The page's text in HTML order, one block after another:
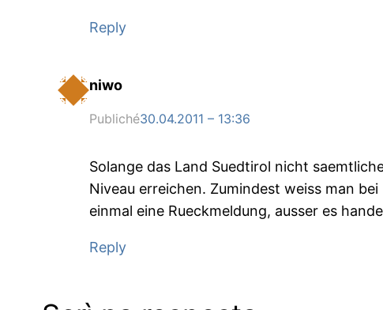
Reply
niwo
Publiché30.04.2011 – 13:36
Solange das Land Suedtirol nicht
Niveau erreichen. Zumindest weiss man
einmal eine Rueckmeldung, ausser es
Reply